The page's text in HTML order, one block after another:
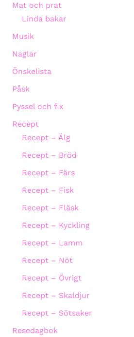
Mat och prat
Linda bakar
Musik
Naglar
Önskelista
Påsk
Pyssel och fix
Recept
Recept – Älg
Recept – Bröd
Recept – Färs
Recept – Fisk
Recept – Fläsk
Recept – Kyckling
Recept – Lamm
Recept – Nöt
Recept – Övrigt
Recept – Skaldjur
Recept – Sötsaker
Resedagbok